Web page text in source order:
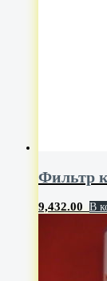
Фильтр
9,432.00 В